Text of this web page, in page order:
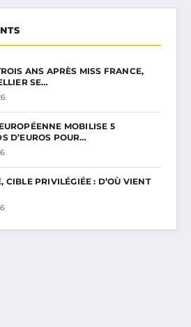
ANS APRÈS MISS FRANCE,
SE…
MOBILISE 5
D’EUROS POUR…
CIBLE PRIVILÉGIÉE : D’OÙ VIENT